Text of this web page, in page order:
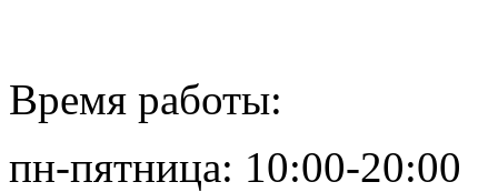
Время работы:
пн-пятница: 10:00-20:00